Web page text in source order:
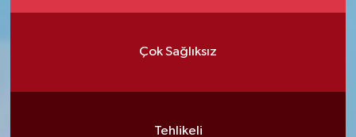
Çok Sağlıksız
Tehlikeli